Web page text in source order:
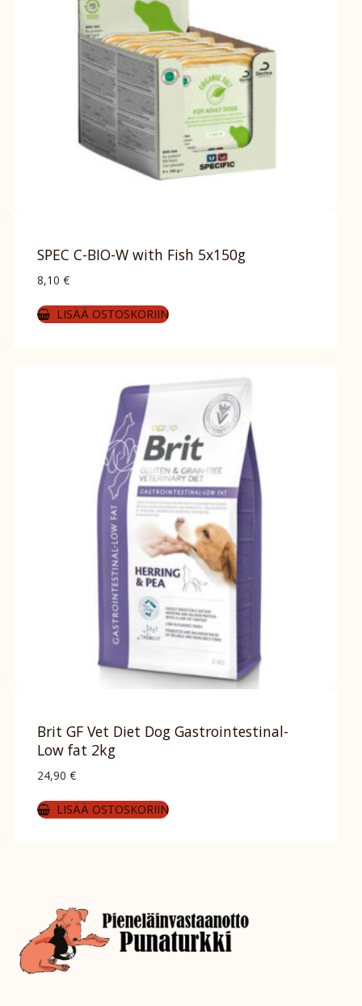
SPEC C-BIO-W with Fish 5x150g
8,10 €
LISÄÄ OSTOSKORIIN
Brit GF Vet Diet Dog Gastrointestinal-
Low fat 2kg
24,90 €
LISÄÄ OSTOSKORIIN